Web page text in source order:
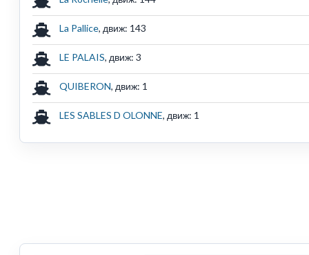
La Pallice, движ: 143
LE PALAIS, движ: 3
QUIBERON, движ: 1
LES SABLES D OLONNE, движ: 1